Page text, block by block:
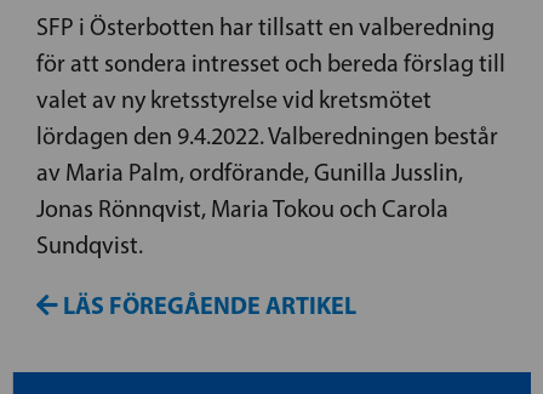
SFP i Österbotten har tillsatt en valberedning
för att sondera intresset och bereda förslag till
valet av ny kretsstyrelse vid kretsmötet
lördagen den 9.4.2022. Valberedningen består
av Maria Palm, ordförande, Gunilla Jusslin,
Jonas Rönnqvist, Maria Tokou och Carola
Sundqvist.
LÄS FÖREGÅENDE ARTIKEL